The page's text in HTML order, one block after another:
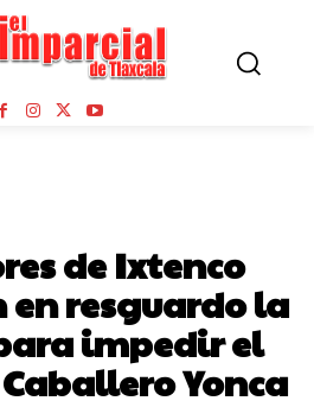
de Ixtenco
resguardo la
impedir el
Yonca